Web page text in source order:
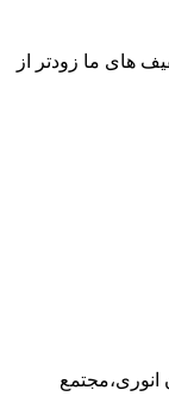
های ما زودتر از
انوری،مجتمع